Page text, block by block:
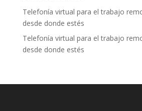
Telefonía virtual para el trabajo
desde donde estés
Telefonía virtual para el trabajo
desde donde estés